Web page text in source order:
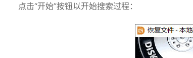
点击“开始”按钮以开始搜索过程：